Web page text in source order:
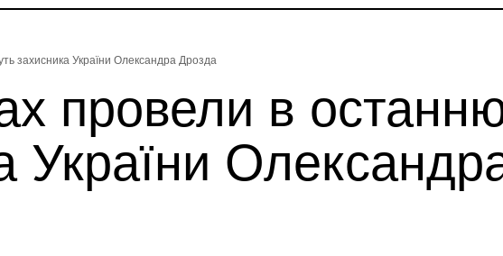
захисника України Олександра Дрозда
провели в
України